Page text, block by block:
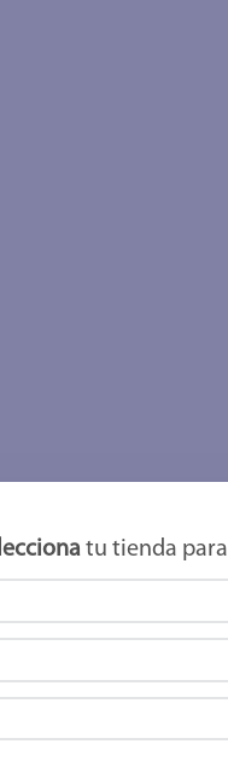
tu tienda para